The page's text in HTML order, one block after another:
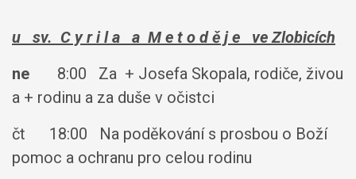
u sv. C y r i l a a M e t o d ě j e ve Zlobicích
ne
8:00 Za + Josefa Skopala, rodiče, živou
a + rodinu a za duše v očistci
čt 18:00 Na poděkování s prosbou o Boží
pomoc a ochranu pro celou rodinu